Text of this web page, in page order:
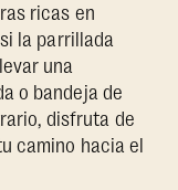
ricas en
la parrillada
una
o bandeja de
disfruta de
camino hacia el